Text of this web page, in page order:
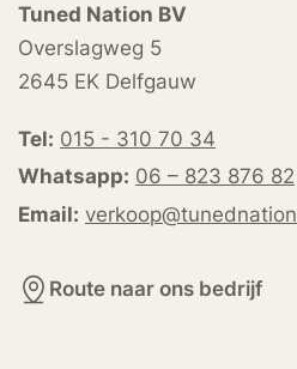
Tuned Nation BV
Overslagweg 5
2645 EK Delfgauw
Tel: 015 - 310 70 34
Whatsapp: 06 – 823 876 82
Email:
Route naar ons bedrijf